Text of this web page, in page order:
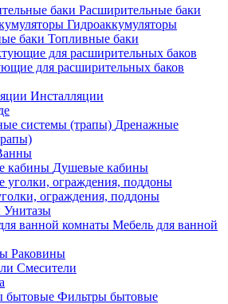
Расширительные баки
Гидроаккумуляторы
Топливные баки
для расширительных баков
Инсталляции
Дренажные
Душевые кабины
ограждения, поддоны
Унитазы
Мебель для ванной
Раковины
Смесители
Фильтры бытовые